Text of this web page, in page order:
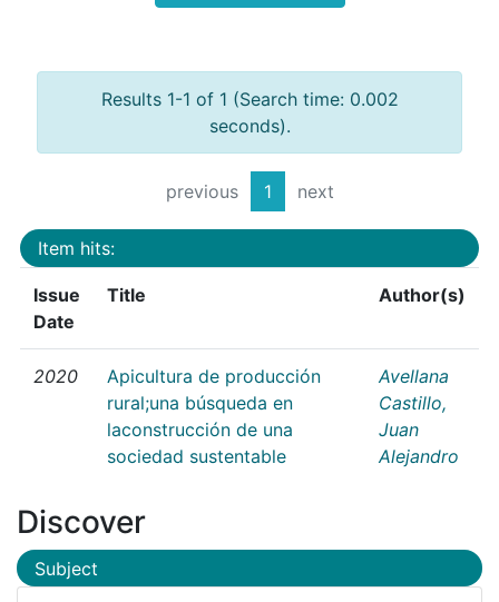
Results 1-1 of 1 (Search time: 0.002
seconds).
previous 1 next
Item hits:
Issue
Date
Title Author(s)
2020
Apicultura de producción
rural;una búsqueda en
laconstrucción de una
sociedad sustentable
Avellana
Castillo,
Juan
Alejandro
Discover
Subject